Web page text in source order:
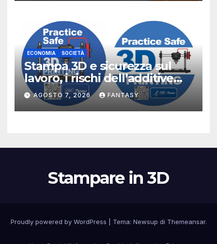
ECONOMIA SOCIETÀ
Stampa 3D e sicurezza sul
lavoro, i rischi dell’additive
manufacturing secondo
NIOSH
AGOSTO 7, 2026 FANTASY
Stampare in 3D
Proudly powered by WordPress Tema: Newsup di Themeansar.